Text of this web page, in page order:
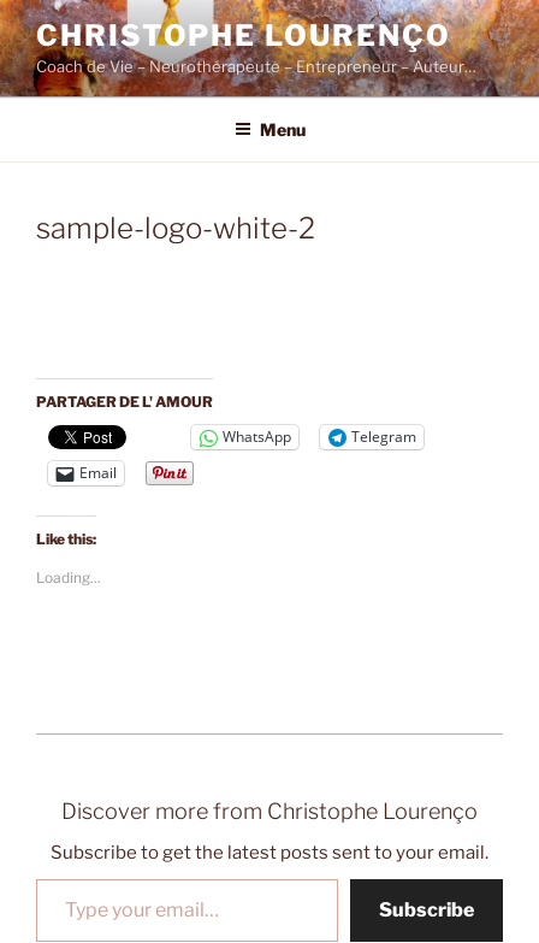
Skip
to
content
CHRISTOPHE LOURENÇO
Coach de Vie – Neurothérapeute – Entrepreneur – Auteur…
Menu
sample-logo-white-2
PARTAGER DE L' AMOUR
WhatsApp
Telegram
Email
Like this:
Loading...
Discover more from Christophe Lourenço
Subscribe to get the latest posts sent to your email.
Type your email…
Subscribe